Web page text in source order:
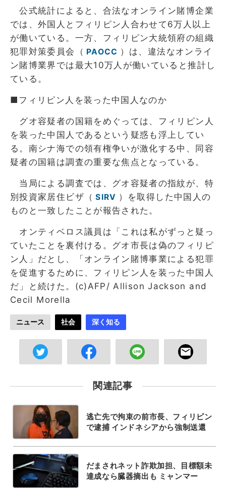
公式統計によると、合法なオンライン賭博企業
では、外国人とフィリピン人合わせて6万人以上
が働いている。一方、フィリピン大統領府の組織
犯罪対策委員会（ PAOCC ）は、違法なオンライ
ン賭博業界では最大10万人が働いていると推計し
ている。
■フィリピン人を装った中国人なのか
グオ容疑者の国籍をめぐっては、フィリピン人
を装った中国人であるという疑惑も浮上してい
る。南シナ海での領有権争いが激化する中、同容
疑者の国籍は調査の重要な焦点となっている。
当局による調査では、グオ容疑者の指紋が、特
別投資家居住ビザ（ SIRV ）を取得した中国人の
ものと一致したことが報告された。
オンティベロス議員は「これは私がずっと疑っ
ていたことを裏付ける。グオ市長は偽のフィリピ
ン人」だとし、「オンライン賭博事業による犯罪
を促進するために、フィリピン人を装った中国人
だ」と続けた。(c)AFP/ Allison Jackson and
Cecil Morella
ニュース 社会 深く知る
関連記事
逃亡先で拘束の前市長、フィリピン
で逮捕 インドネシアから強制送還
だまされネット詐欺加担、目標額未
達成なら臓器摘出も ミャンマー